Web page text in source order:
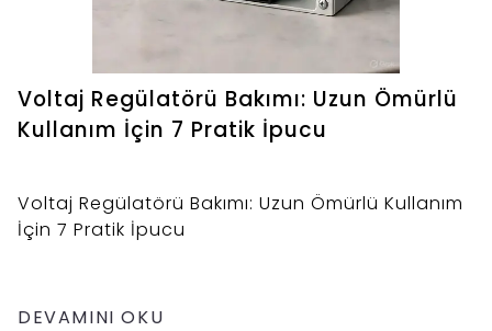
Voltaj Regülatörü Bakımı: Uzun Ömürlü
Kullanım İçin 7 Pratik İpucu
Voltaj Regülatörü Bakımı: Uzun Ömürlü Kullanım
İçin 7 Pratik İpucu
DEVAMINI OKU